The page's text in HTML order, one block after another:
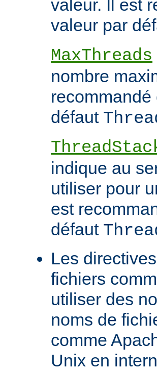
valeur. Il est
valeur par
MaxThreads
nombre
défaut
indique au
utiliser pour
est
défaut
Les
fichiers
utiliser des
noms de
comme
Unix en